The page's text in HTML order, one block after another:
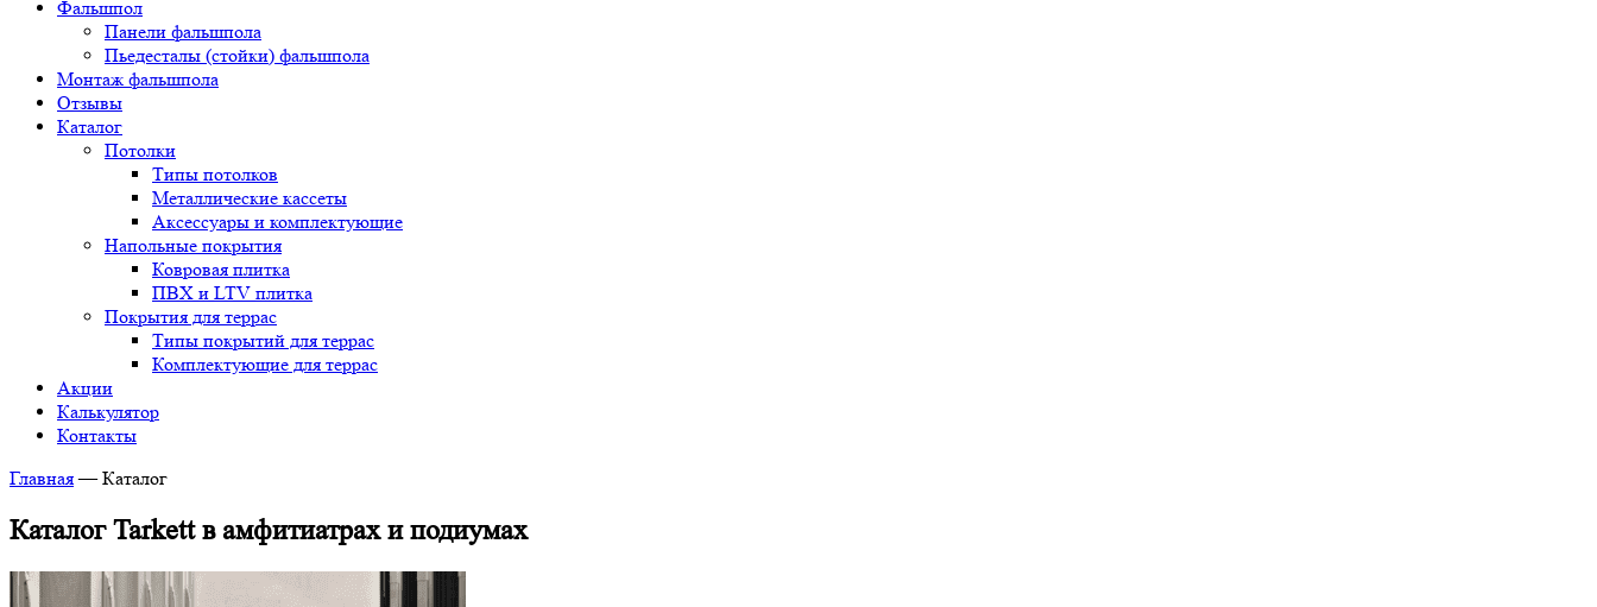
Фальшпол
Панели фальшпола
Пьедесталы (стойки) фальшпола
Монтаж фальшпола
Отзывы
Каталог
Потолки
Типы потолков
Металлические кассеты
Аксессуары и комплектующие
Напольные покрытия
Ковровая плитка
ПВХ и LTV плитка
Покрытия для террас
Типы покрытий для террас
Комплектующие для террас
Акции
Калькулятор
Контакты
Главная — Каталог
Каталог Tarkett в амфитиатрах и подиумах